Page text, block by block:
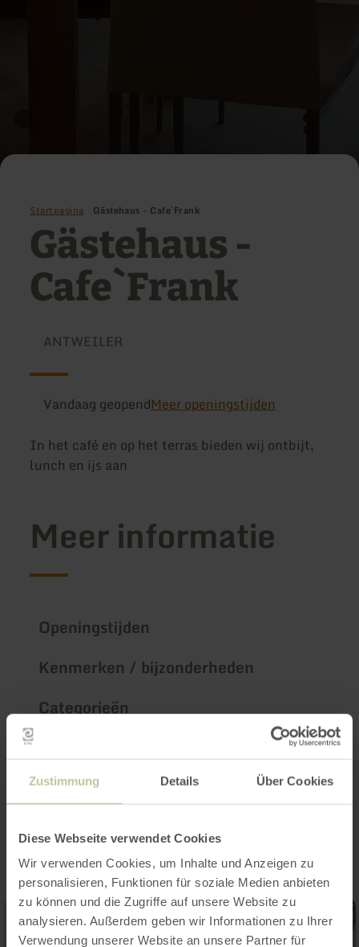
Zustimmung Details Über Cookies
Diese Webseite verwendet Cookies
Wir verwenden Cookies, um Inhalte und Anzeigen zu
personalisieren, Funktionen für soziale Medien anbieten
zu können und die Zugriffe auf unsere Website zu
analysieren. Außerdem geben wir Informationen zu Ihrer
Verwendung unserer Website an unsere Partner für
Startpagina Gästehaus - Cafe`Frank
Gästehaus -
Cafe`Frank
ANTWEILER
Vandaag geopendMeer openingstijden
In het café en op het terras bieden wij ontbijt,
lunch en ijs aan
Meer informatie
Openingstijden
Kenmerken / bijzonderheden
Categorieën
Impressies